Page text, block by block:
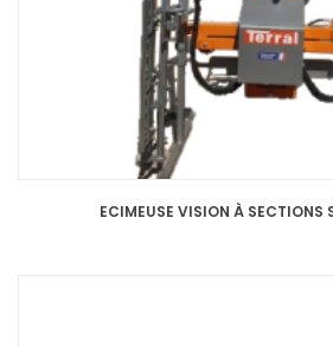
ECIMEUSE VISION À SECTIONS